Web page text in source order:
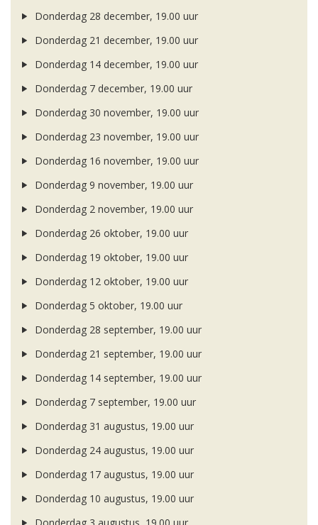
Donderdag 28 december, 19.00 uur
Donderdag 21 december, 19.00 uur
Donderdag 14 december, 19.00 uur
Donderdag 7 december, 19.00 uur
Donderdag 30 november, 19.00 uur
Donderdag 23 november, 19.00 uur
Donderdag 16 november, 19.00 uur
Donderdag 9 november, 19.00 uur
Donderdag 2 november, 19.00 uur
Donderdag 26 oktober, 19.00 uur
Donderdag 19 oktober, 19.00 uur
Donderdag 12 oktober, 19.00 uur
Donderdag 5 oktober, 19.00 uur
Donderdag 28 september, 19.00 uur
Donderdag 21 september, 19.00 uur
Donderdag 14 september, 19.00 uur
Donderdag 7 september, 19.00 uur
Donderdag 31 augustus, 19.00 uur
Donderdag 24 augustus, 19.00 uur
Donderdag 17 augustus, 19.00 uur
Donderdag 10 augustus, 19.00 uur